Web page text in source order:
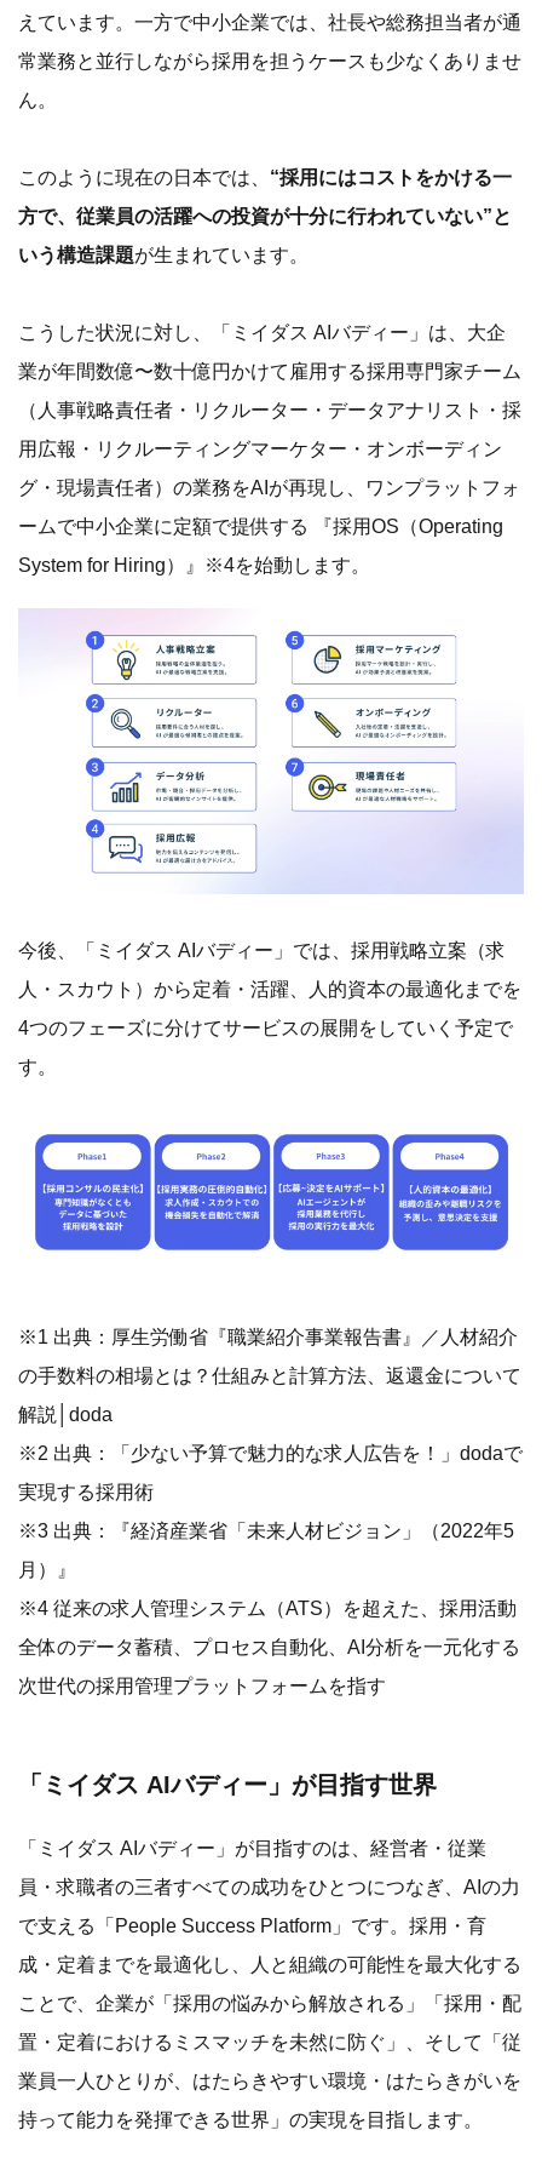
えています。一方で中小企業では、社長や総務担当者が通
常業務と並行しながら採用を担うケースも少なくありませ
ん。
このように現在の日本では、 “採用にはコストをかける一
方で、従業員の活躍への投資が十分に行われていない”と
いう構造課題が生まれています。
こうした状況に対し、「ミイダス AIバディー」は、大企
業が年間数億〜数十億円かけて雇用する採用専門家チーム
（人事戦略責任者・リクルーター・データアナリスト・採
用広報・リクルーティングマーケター・オンボーディン
グ・現場責任者）の業務をAIが再現し、ワンプラットフォ
ームで中小企業に定額で提供する 『採用OS（Operating
System for Hiring）』※4を始動します。
今後、「ミイダス AIバディー」では、採用戦略立案（求
人・スカウト）から定着・活躍、人的資本の最適化までを
4つのフェーズに分けてサービスの展開をしていく予定で
す。
※1 出典：厚生労働省『職業紹介事業報告書』／人材紹介
の手数料の相場とは？仕組みと計算方法、返還金について
解説│doda
※2 出典：「少ない予算で魅力的な求人広告を！」dodaで
実現する採用術
※3 出典：『経済産業省「未来人材ビジョン」（2022年5
月）』
※4 従来の求人管理システム（ATS）を超えた、採用活動
全体のデータ蓄積、プロセス自動化、AI分析を一元化する
次世代の採用管理プラットフォームを指す
「ミイダス AIバディー」が目指す世界
「ミイダス AIバディー」が目指すのは、経営者・従業
員・求職者の三者すべての成功をひとつにつなぎ、AIの力
で支える「People Success Platform」です。採用・育
成・定着までを最適化し、人と組織の可能性を最大化する
ことで、企業が「採用の悩みから解放される」「採用・配
置・定着におけるミスマッチを未然に防ぐ」、そして「従
業員一人ひとりが、はたらきやすい環境・はたらきがいを
持って能力を発揮できる世界」の実現を目指します。